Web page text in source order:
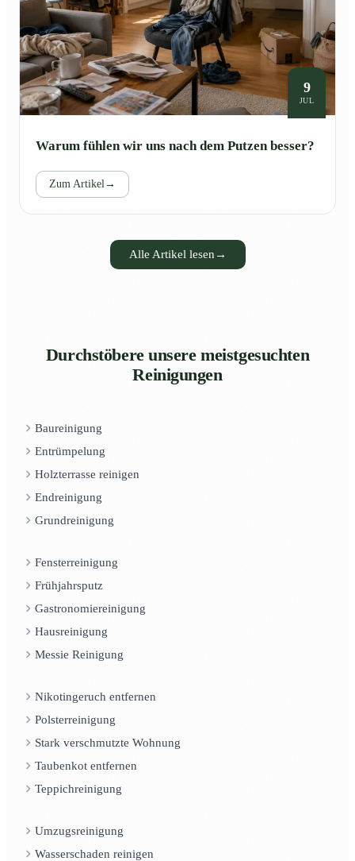
9
JUL
Warum fühlen wir uns nach dem Putzen besser?
Zum Artikel →
Alle Artikel lesen →
Durchstöbere unsere meistgesuchten
Reinigungen
Baureinigung
Entrümpelung
Holzterrasse reinigen
Endreinigung
Grundreinigung
Fensterreinigung
Frühjahrsputz
Gastronomiereinigung
Hausreinigung
Messie Reinigung
Nikotingeruch entfernen
Polsterreinigung
Stark verschmutzte Wohnung
Taubenkot entfernen
Teppichreinigung
Umzugsreinigung
Wasserschaden reinigen